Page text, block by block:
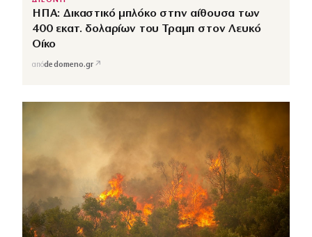
ΗΠΑ: Δικαστικό μπλόκο στην αίθουσα των
400 εκατ. δολαρίων του Τραμπ στον Λευκό
Οίκο
απόdedomeno.gr ↗